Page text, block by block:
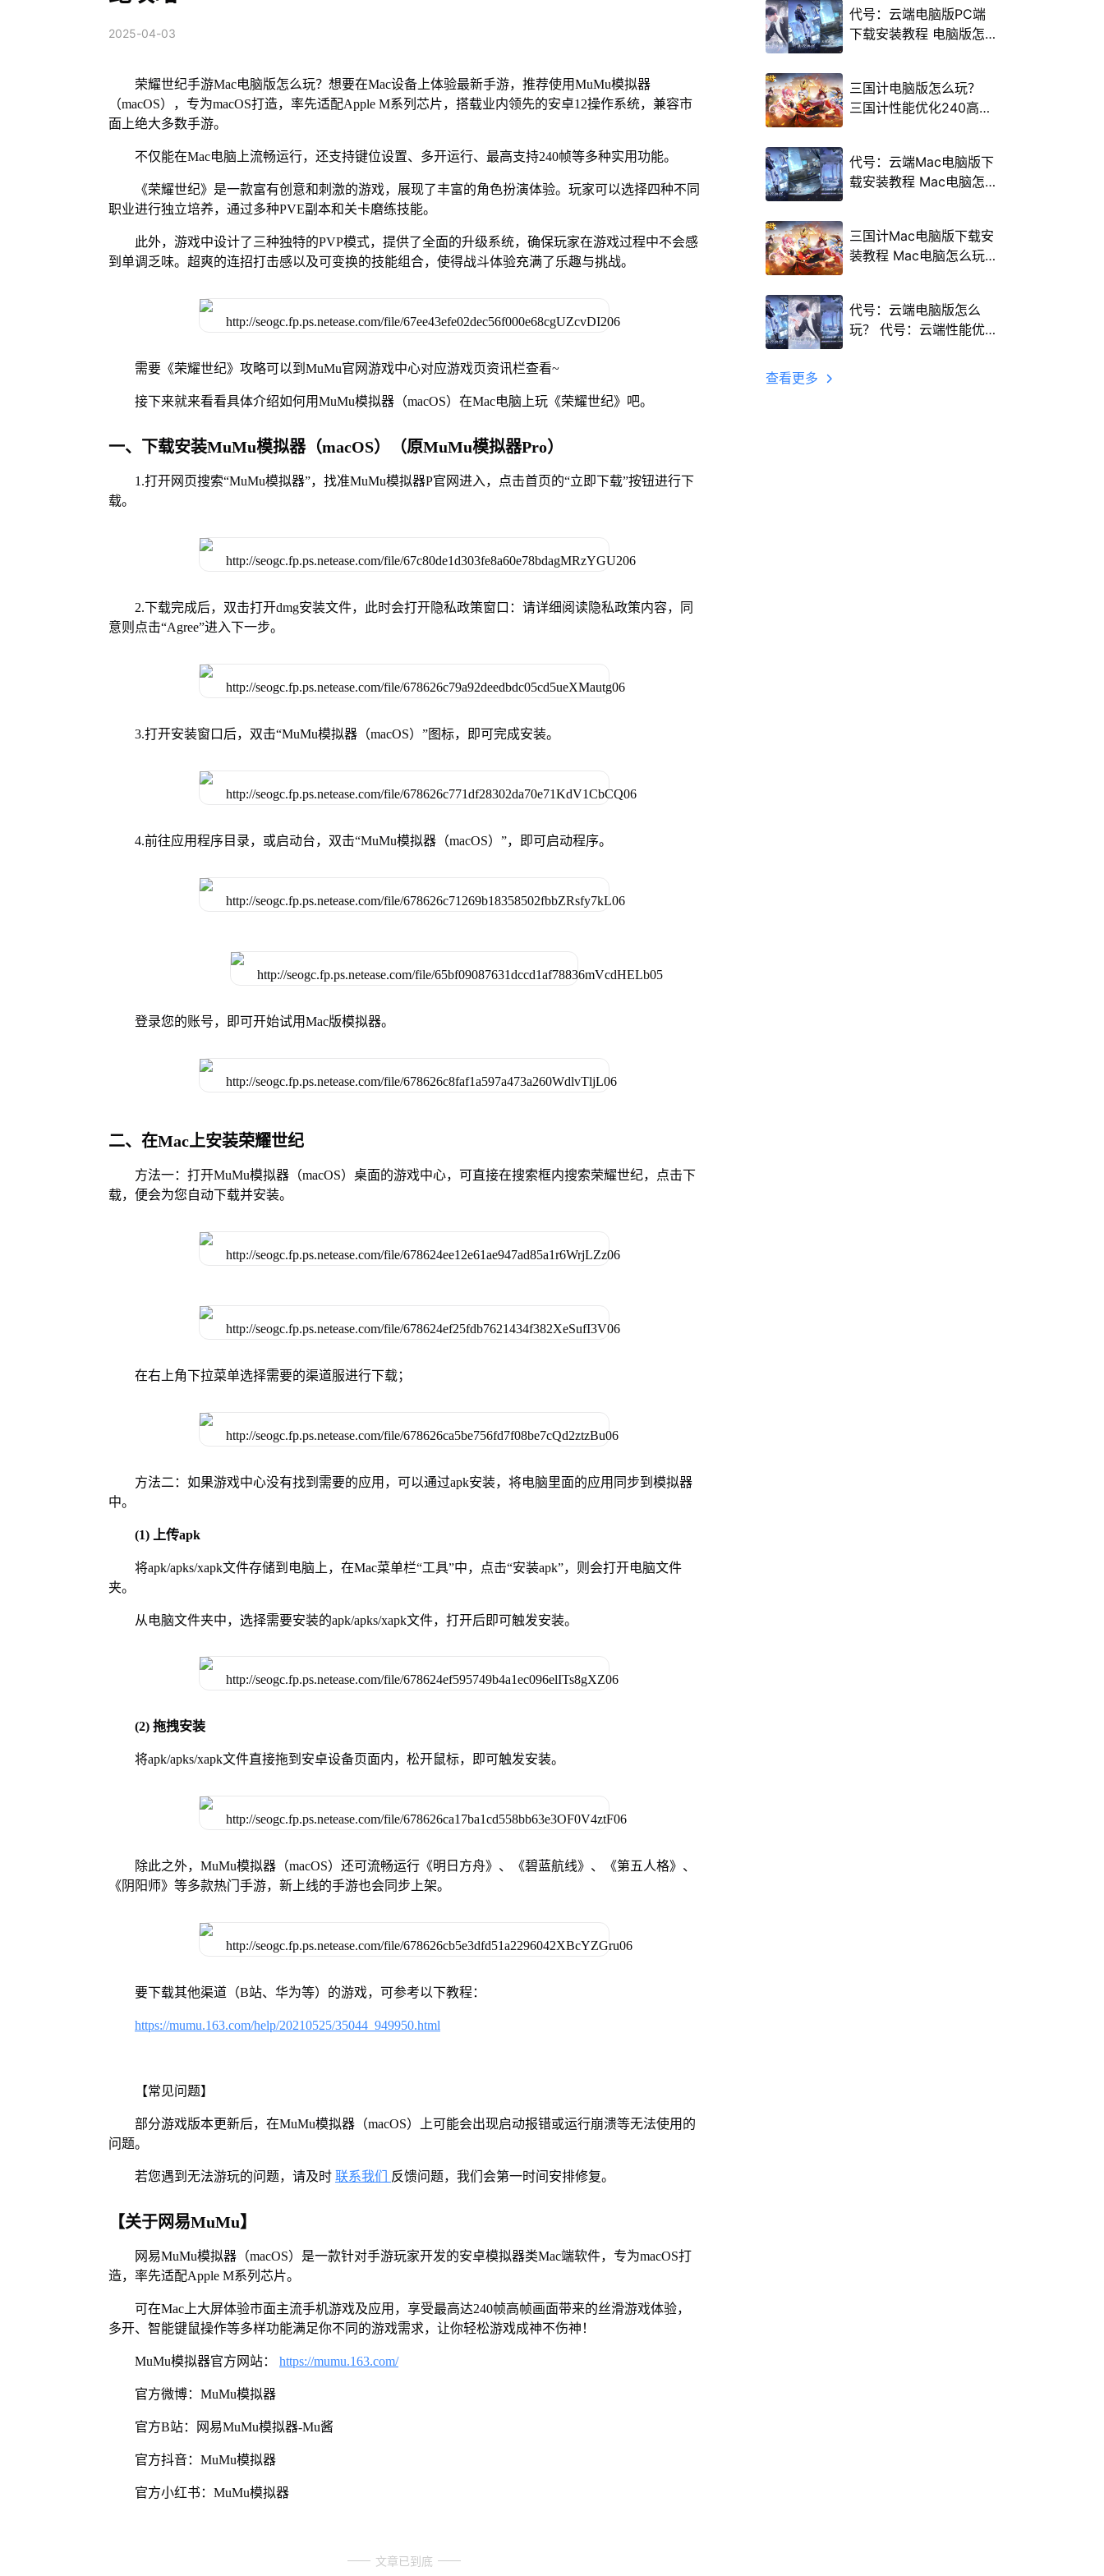
2025-04-03
荣耀世纪手游Mac电脑版怎么玩？想要在Mac设备上体验最新手游，推荐使用MuMu模拟器
（macOS），专为macOS打造，率先适配Apple M系列芯片，搭载业内领先的安卓12操作系统，兼容市
面上绝大多数手游。
不仅能在Mac电脑上流畅运行，还支持键位设置、多开运行、最高支持240帧等多种实用功能。
《荣耀世纪》是一款富有创意和刺激的游戏，展现了丰富的角色扮演体验。玩家可以选择四种不同
职业进行独立培养，通过多种PVE副本和关卡磨练技能。
此外，游戏中设计了三种独特的PVP模式，提供了全面的升级系统，确保玩家在游戏过程中不会感
到单调乏味。超爽的连招打击感以及可变换的技能组合，使得战斗体验充满了乐趣与挑战。
需要《荣耀世纪》攻略可以到MuMu官网游戏中心对应游戏页资讯栏查看~
接下来就来看看具体介绍如何用MuMu模拟器（macOS）在Mac电脑上玩《荣耀世纪》吧。
一、下载安装MuMu模拟器（macOS）（原MuMu模拟器Pro）
1.打开网页搜索“MuMu模拟器”，找准MuMu模拟器P官网进入，点击首页的“立即下载”按钮进行下
载。
2.下载完成后，双击打开dmg安装文件，此时会打开隐私政策窗口：请详细阅读隐私政策内容，同
意则点击“Agree”进入下一步。
3.打开安装窗口后，双击“MuMu模拟器（macOS）”图标，即可完成安装。
4.前往应用程序目录，或启动台，双击“MuMu模拟器（macOS）”，即可启动程序。
登录您的账号，即可开始试用Mac版模拟器。
二、在Mac上安装荣耀世纪
方法一：打开MuMu模拟器（macOS）桌面的游戏中心，可直接在搜索框内搜索荣耀世纪，点击下
载，便会为您自动下载并安装。
在右上角下拉菜单选择需要的渠道服进行下载；
方法二：如果游戏中心没有找到需要的应用，可以通过apk安装，将电脑里面的应用同步到模拟器
中。
(1) 上传apk
将apk/apks/xapk文件存储到电脑上，在Mac菜单栏“工具”中，点击“安装apk”，则会打开电脑文件
夹。
从电脑文件夹中，选择需要安装的apk/apks/xapk文件，打开后即可触发安装。
(2) 拖拽安装
将apk/apks/xapk文件直接拖到安卓设备页面内，松开鼠标，即可触发安装。
除此之外，MuMu模拟器（macOS）还可流畅运行《明日方舟》、《碧蓝航线》、《第五人格》、
《阴阳师》等多款热门手游，新上线的手游也会同步上架。
要下载其他渠道（B站、华为等）的游戏，可参考以下教程：
https://mumu.163.com/help/20210525/35044_949950.html
【常见问题】
部分游戏版本更新后，在MuMu模拟器（macOS）上可能会出现启动报错或运行崩溃等无法使用的
问题。
若您遇到无法游玩的问题，请及时 联系我们 反馈问题，我们会第一时间安排修复。
【关于网易MuMu】
网易MuMu模拟器（macOS）是一款针对手游玩家开发的安卓模拟器类Mac端软件，专为macOS打
造，率先适配Apple M系列芯片。
可在Mac上大屏体验市面主流手机游戏及应用，享受最高达240帧高帧画面带来的丝滑游戏体验，
多开、智能键鼠操作等多样功能满足你不同的游戏需求，让你轻松游戏成神不伤神！
MuMu模拟器官方网站： https://mumu.163.com/
官方微博：MuMu模拟器
官方B站：网易MuMu模拟器-Mu酱
官方抖音：MuMu模拟器
官方小红书：MuMu模拟器
文章已到底
代号：云端电脑版PC端
下载安装教程 电脑版怎
三国计电脑版怎么玩？
三国计性能优化240高帧
代号：云端Mac电脑版下
载安装教程 Mac电脑怎
三国计Mac电脑版下载安
装教程 Mac电脑怎么玩
代号：云端电脑版怎么
玩？ 代号：云端性能优
查看更多